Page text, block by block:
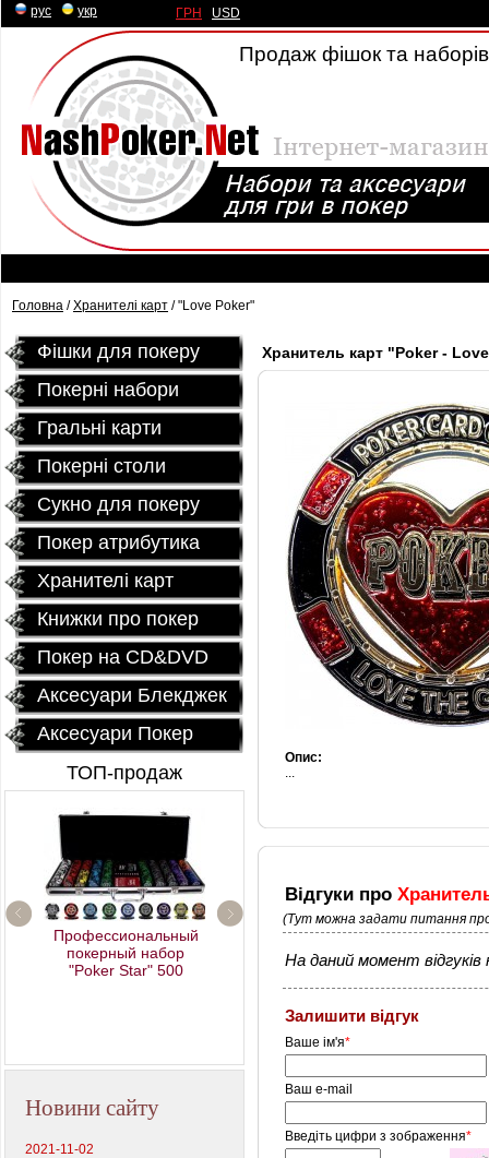
рус укр ГРН USD
Продаж фішок та
Головна /Хранителі карт / "Love Poker"
Фішки для покеру
Покерні набори
Гральні карти
Покернi столи
Сукно для покеру
Покер атрибутика
Хранителі карт
Книжки про покер
Покер на CD&DVD
Аксесуари Блекджек
Аксесуари Покер
ТОП-продаж
Профессиональный
покерный набор
"Poker Star" 500
Керамические фишки
«EPT PokerStars»
Новини сайту
2021-11-02
Хранитель карт "Poker -
Опис:
...
Відгуки про
(Тут можна задати питання
На даний момент відгуків
Залишити відгук
Ваше ім'я*
Ваш e-mail
Введіть цифри з зображення*